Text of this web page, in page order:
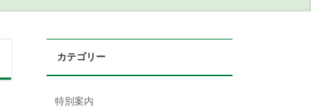
カテゴリー
特別案内